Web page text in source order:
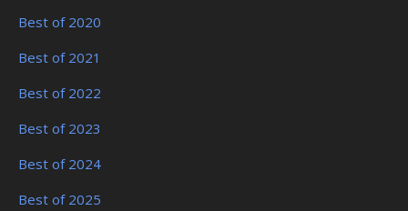
Best of 2020
Best of 2021
Best of 2022
Best of 2023
Best of 2024
Best of 2025